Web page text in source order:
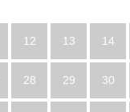
12 13 14
28 29 30